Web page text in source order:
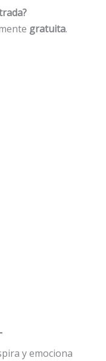
gratuita.
y emociona